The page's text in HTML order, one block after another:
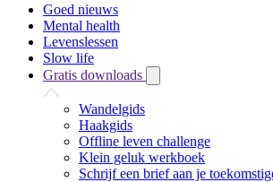
Goed nieuws
Mental health
Levenslessen
Slow life
Gratis downloads
Wandelgids
Haakgids
Offline leven challenge
Klein geluk werkboek
Schrijf een brief aan je